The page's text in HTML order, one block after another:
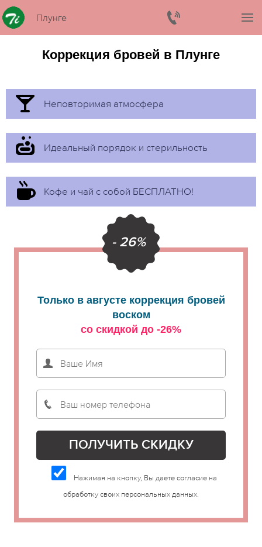
Плунге
Коррекция бровей в Плунге
Неповторимая атмосфера
Идеальный порядок и стерильность
Кофе и чай с собой БЕСПЛАТНО!
- 26%
Только в августе коррекция бровей
воском
со скидкой до -26%
Нажимая на кнопку, Вы даете согласие на
обработку своих персональных данных.